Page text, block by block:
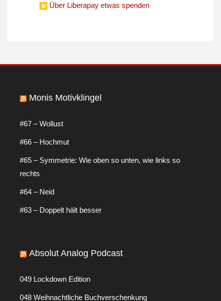
Über Liberapay etwas spenden
Monis Motivklingel
#67 – Wollust
#66 – Hochmut
#65 – Symmetrie: Wie oben so unten, wie links so
rechts
#64 – Neid
#63 – Doppelt hält besser
Absolut Analog Podcast
049 Lockdown Edition
048 Weihnachtliche Buchverschenkung